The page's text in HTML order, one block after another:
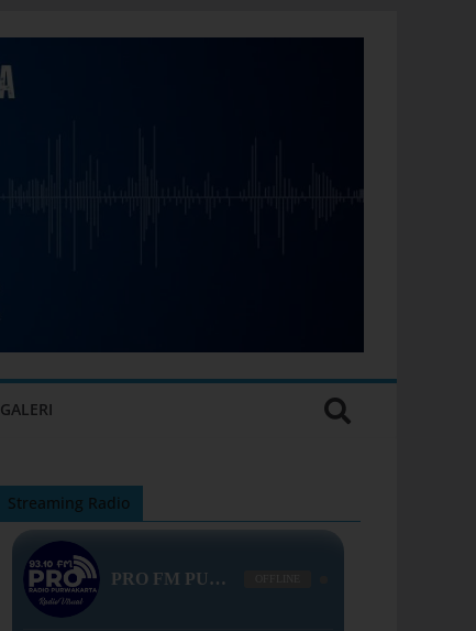
GALERI
Streaming Radio